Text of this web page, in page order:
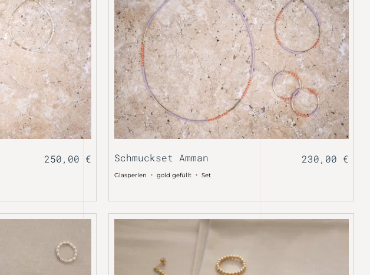
250,00 € Schmuckset Amman 230,00 €
Glasperlen ・ gold gefüllt・ Set